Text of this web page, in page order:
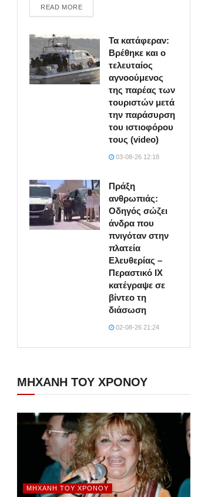
READ MOREDETAILS
Τα κατάφεραν:
Βρέθηκε και ο
τελευταίος
αγνοούμενος
της παρέας των
τουριστών μετά
την παράσυρση
του ιστιοφόρου
τους (video)
03-08-26 12:18
Πράξη
ανθρωπιάς:
Οδηγός σώζει
άνδρα που
πνιγόταν στην
πλατεία
Ελευθερίας –
Περαστικό ΙΧ
κατέγραψε σε
βίντεο τη
διάσωση
02-08-26 21:24
ΜΗΧΑΝΗ ΤΟΥ ΧΡΟΝΟΥ
ΜΗΧΑΝΉ ΤΟΥ ΧΡΌΝΟΥ